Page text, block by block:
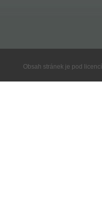
Obsah stránek je pod licencí